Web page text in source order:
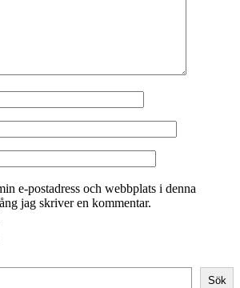
e-postadress och webbplats i denna
jag skriver en kommentar.
Sök